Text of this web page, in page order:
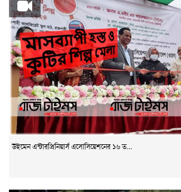
উইমেন এন্টারপ্রিনিয়ার্স এসোসিয়েশনের ১৬ ত...